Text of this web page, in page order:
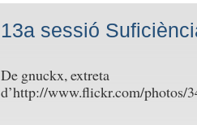
13a sessió
De gnuckx, extreta
d’http://www.flickr.com/photos/